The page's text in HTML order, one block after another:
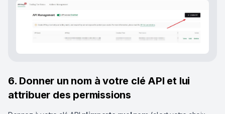
6. Donner un nom à votre clé API et lui
attribuer des permissions